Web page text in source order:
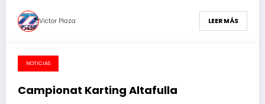
Victor Plaza LEER MÁS
13 de marzo de 2017
NOTICIAS
Campionat Karting Altafulla